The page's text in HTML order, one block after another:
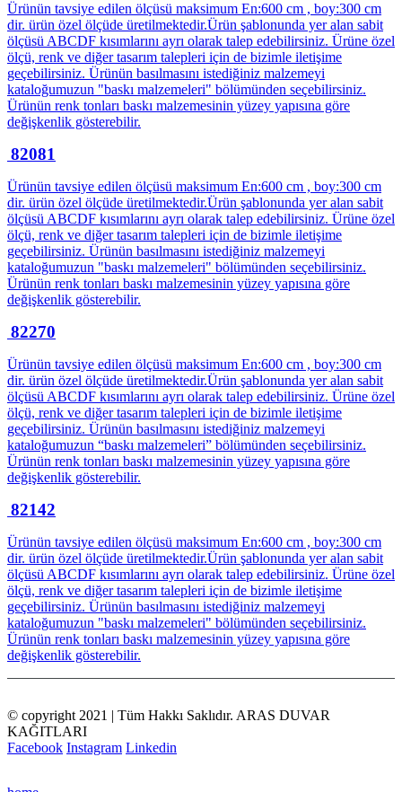
Ürünün tavsiye edilen ölçüsü maksimum En:600 cm , boy:300 cm
dir. ürün özel ölçüde üretilmektedir.Ürün şablonunda yer alan sabit
ölçüsü ABCDF kısımlarını ayrı olarak talep edebilirsiniz. Ürüne özel
ölçü, renk ve diğer tasarım talepleri için de bizimle iletişime
geçebilirsiniz. Ürünün basılmasını istediğiniz malzemeyi
kataloğumuzun "baskı malzemeleri" bölümünden seçebilirsiniz.
Ürünün renk tonları baskı malzemesinin yüzey yapısına göre
değişkenlik gösterebilir.
82081
Ürünün tavsiye edilen ölçüsü maksimum En:600 cm , boy:300 cm
dir. ürün özel ölçüde üretilmektedir.Ürün şablonunda yer alan sabit
ölçüsü ABCDF kısımlarını ayrı olarak talep edebilirsiniz. Ürüne özel
ölçü, renk ve diğer tasarım talepleri için de bizimle iletişime
geçebilirsiniz. Ürünün basılmasını istediğiniz malzemeyi
kataloğumuzun "baskı malzemeleri" bölümünden seçebilirsiniz.
Ürünün renk tonları baskı malzemesinin yüzey yapısına göre
değişkenlik gösterebilir.
82270
Ürünün tavsiye edilen ölçüsü maksimum En:600 cm , boy:300 cm
dir. ürün özel ölçüde üretilmektedir.Ürün şablonunda yer alan sabit
ölçüsü ABCDF kısımlarını ayrı olarak talep edebilirsiniz. Ürüne özel
ölçü, renk ve diğer tasarım talepleri için de bizimle iletişime
geçebilirsiniz. Ürünün basılmasını istediğiniz malzemeyi
kataloğumuzun “baskı malzemeleri” bölümünden seçebilirsiniz.
Ürünün renk tonları baskı malzemesinin yüzey yapısına göre
değişkenlik gösterebilir.
82142
Ürünün tavsiye edilen ölçüsü maksimum En:600 cm , boy:300 cm
dir. ürün özel ölçüde üretilmektedir.Ürün şablonunda yer alan sabit
ölçüsü ABCDF kısımlarını ayrı olarak talep edebilirsiniz. Ürüne özel
ölçü, renk ve diğer tasarım talepleri için de bizimle iletişime
geçebilirsiniz. Ürünün basılmasını istediğiniz malzemeyi
kataloğumuzun "baskı malzemeleri" bölümünden seçebilirsiniz.
Ürünün renk tonları baskı malzemesinin yüzey yapısına göre
değişkenlik gösterebilir.
© copyright 2021 | Tüm Hakkı Saklıdır. ARAS DUVAR
KAĞITLARI
Facebook Instagram Linkedin